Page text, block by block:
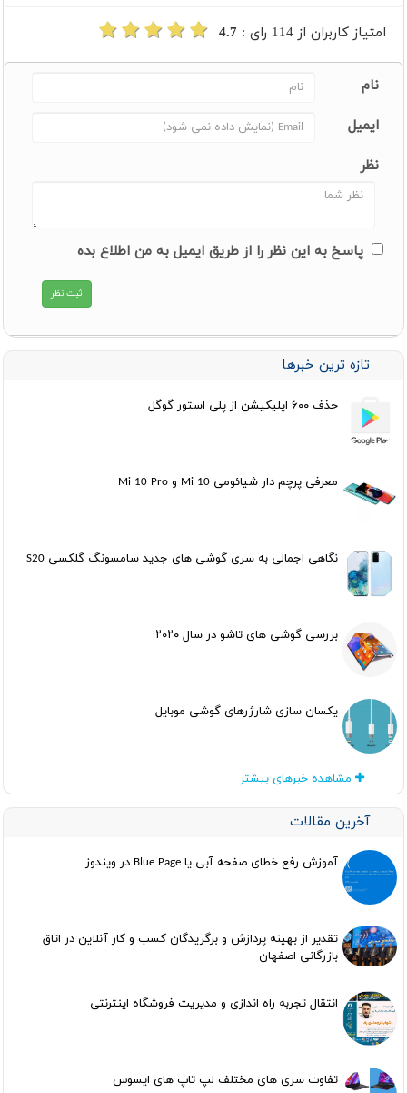
امتیاز کاربران از 114 رای : 4.7
نام
ایمیل
نظر
پاسخ به این نظر را از طریق ایمیل به من اطلاع بده
تازه ترین خبرها
حذف ۶۰۰ اپلیکیشن از پلی استور گوگل
معرفی پرچم دار شیائومی Mi 10 و Mi 10 Pro
نگاهی اجمالی به سری گوشی های جدید سامسونگ گلکسی S20
بررسی گوشی های تاشو در سال ۲۰۲۰
یکسان سازی شارژرهای گوشی موبایل
مشاهده خبرهای بیشتر
آخرین مقالات
آموزش رفع خطای صفحه آبی یا Blue Page در ویندوز
تقدیر از بهینه پردازش و برگزیدگان کسب و کار آنلاین در اتاق
بازرگانی اصفهان
انتقال تجربه راه اندازی و مدیریت فروشگاه اینترنتی
تفاوت سری های مختلف لپ تاپ های ایسوس